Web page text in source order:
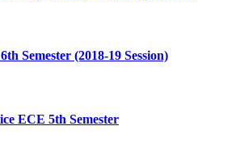
Semester (2018-19 Session)
ECE 5th Semester